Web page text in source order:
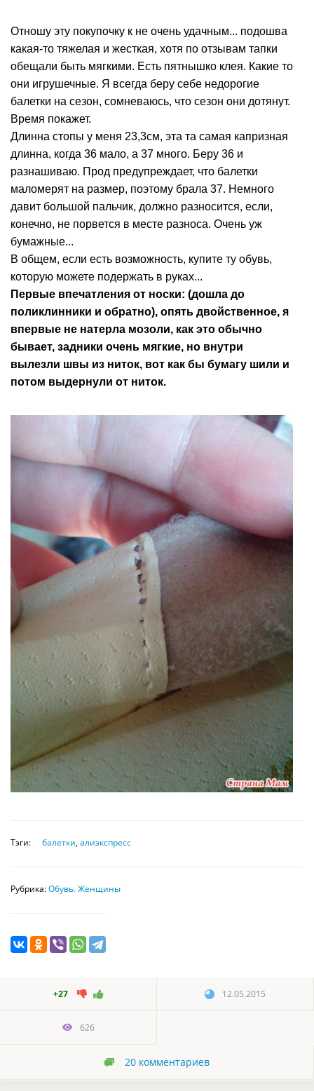
Отношу эту покупочку к не очень удачным... подошва
какая-то тяжелая и жесткая, хотя по отзывам тапки
обещали быть мягкими. Есть пятнышко клея. Какие то
они игрушечные. Я всегда беру себе недорогие
балетки на сезон, сомневаюсь, что сезон они дотянут.
Время покажет.
Длинна стопы у меня 23,3см, эта та самая капризная
длинна, когда 36 мало, а 37 много. Беру 36 и
разнашиваю. Прод предупреждает, что балетки
маломерят на размер, поэтому брала 37. Немного
давит большой пальчик, должно разносится, если,
конечно, не порвется в месте разноса. Очень уж
бумажные...
В общем, если есть возможность, купите ту обувь,
которую можете подержать в руках...
Первые впечатления от носки: (дошла до
поликлинники и обратно), опять двойственное, я
впервые не натерла мозоли, как это обычно
бывает, задники очень мягкие, но внутри
вылезли швы из ниток, вот как бы бумагу шили и
потом выдернули от ниток.
Тэги: балетки, алиэкспресс
Рубрика:Обувь. Женщины
+27 12.05.2015
626
20 комментариев